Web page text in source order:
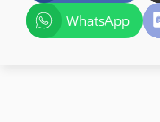
WhatsApp